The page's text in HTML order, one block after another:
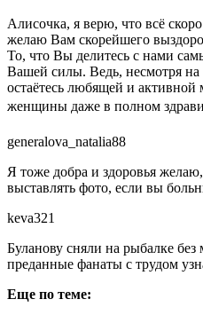
Алисочка, я верю, что всё
желаю Вам скорейшего
То, что Вы делитесь с нами
Вашей силы. Ведь, несмотря
остаётесь любящей и активной
женщины даже в полном
generalova_natalia88
Я тоже добра и здоровья
выставлять фото, если вы
keva321
Буланову сняли на рыбалке
преданные фанаты с трудом
Еще по теме: